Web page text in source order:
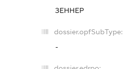
ЗЕННЕР
dossier.opfSubType:
-